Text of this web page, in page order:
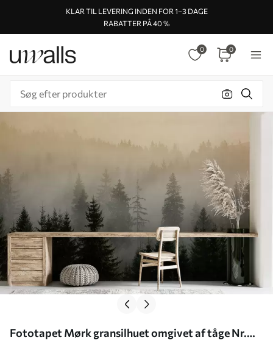
KLAR TIL LEVERING INDEN FOR 1–3 DAGE
RABATTER PÅ 40 %
0 0
Fototapet Mørk gransilhuet omgivet af tåge Nr.